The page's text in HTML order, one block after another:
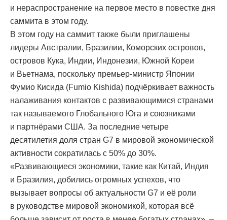
и нераспространение на первое место в повестке дня
саммита в этом году.
В этом году на саммит также были приглашены
лидеры Австралии, Бразилии, Коморских островов,
островов Кука, Индии, Индонезии, Южной Кореи
и Вьeтнама, поскольку премьер-министр Японии
Фумио Кисида (Fumio Kishida) подчёркивает важность
налаживания контактов с развивающимися странами
так называемого Глобального Юга и союзниками
и партнёрами США. За последние четыре
десятилетия доля стран G7 в мировой экономической
активности сократилась с 50% до 30%.
«Развивающиеся экономики, такие как Китай, Индия
и Бразилия, добились огромных успехов, что
вызывает вопросы об актуальности G7 и её роли
в руководстве мировой экономикой, которая всё